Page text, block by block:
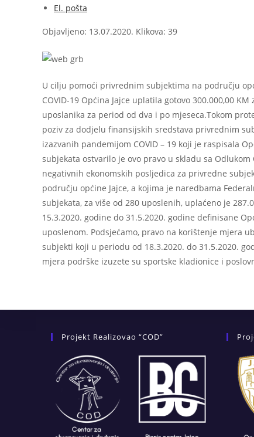
El. pošta
Objavljeno: 13.07.2020. Klikova: 39
U cilju pomoći privrednim subjektima na području
COVID-19 Općina Jajce uplatila gotovo 300.000,00
uposlanika za period od dva i po mjeseca.Tokom
poziv za dodjelu finansijskih sredstava privrednim
izazvanih pandemijom COVID – 19 koji je raspisala
subjekata ostvarilo je ovo pravo u skladu sa
negativnih ekonomskih posljedica za privredne
području općine Jajce, a kojima je naredbama
subjekata, za više od 280 uposlenih, uplaćeno je
15.3.2020. godine do 31.5.2020. godine definisane
uposlenom. Podsjećamo, pravo na korištenje mjera
subjekti koji u periodu od 18.3.2020. do 31.5.2020.
mjera podrške izuzete su sportske kladionice i
Projekt Realizovao “COD”